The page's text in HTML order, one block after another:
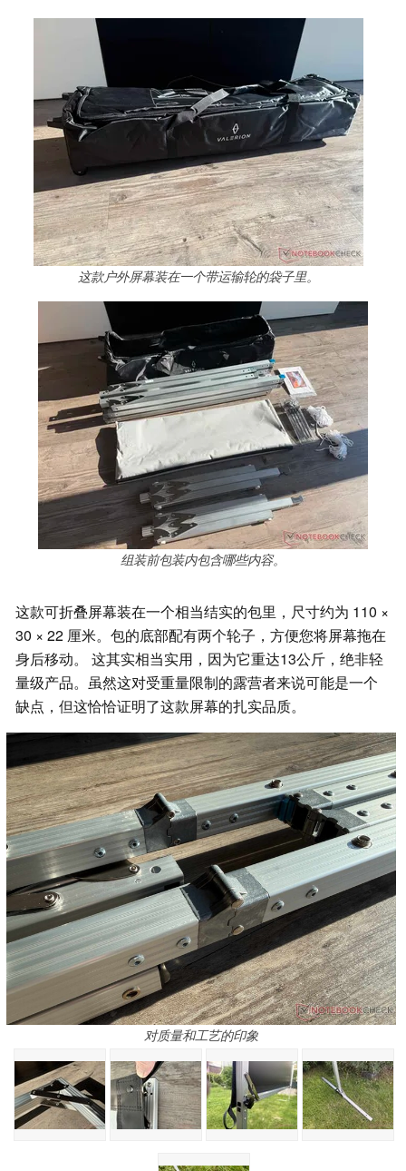
这款户外屏幕装在一个带运输轮的袋子里。
组装前包装内包含哪些内容。
这款可折叠屏幕装在一个相当结实的包里，尺寸约为 110 ×
30 × 22 厘米。包的底部配有两个轮子，方便您将屏幕拖在
身后移动。 这其实相当实用，因为它重达13公斤，绝非轻
量级产品。虽然这对受重量限制的露营者来说可能是一个
缺点，但这恰恰证明了这款屏幕的扎实品质。
对质量和工艺的印象